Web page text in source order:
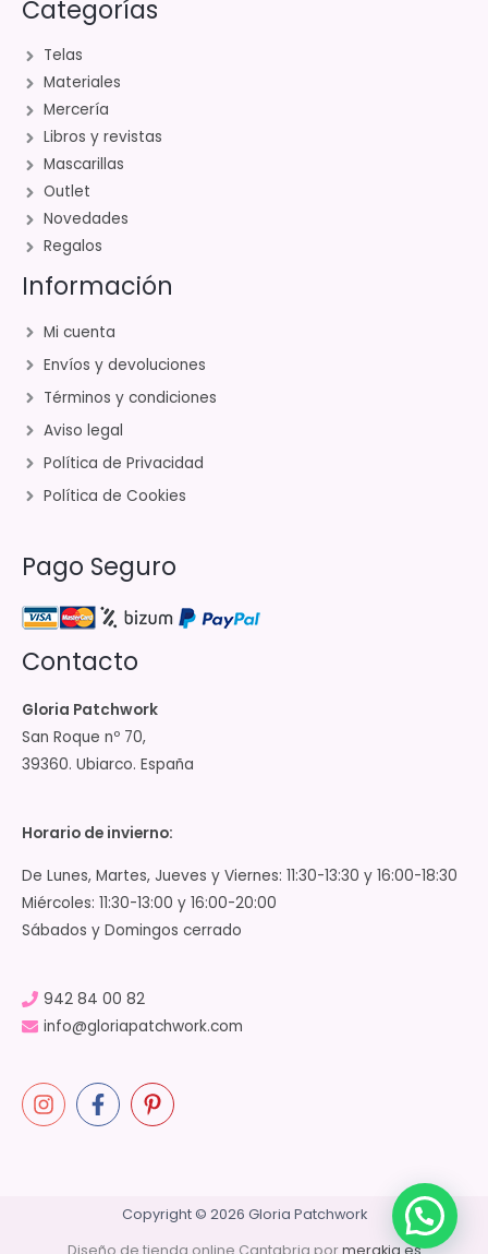
Categorías
Telas
Materiales
Mercería
Libros y revistas
Mascarillas
Outlet
Novedades
Regalos
Información
Mi cuenta
Envíos y devoluciones
Términos y condiciones
Aviso legal
Política de Privacidad
Política de Cookies
Pago Seguro
Contacto
Gloria Patchwork
San Roque nº 70,
39360. Ubiarco. España
Horario de invierno:
De Lunes, Martes, Jueves y Viernes: 11:30-13:30 y 16:00-18:30
Miércoles: 11:30-13:00 y 16:00-20:00
Sábados y Domingos cerrado
942 84 00 82
info@gloriapatchwork.com
Copyright © 2026 Gloria Patchwork
Diseño de tienda online Cantabria pormerakia.es